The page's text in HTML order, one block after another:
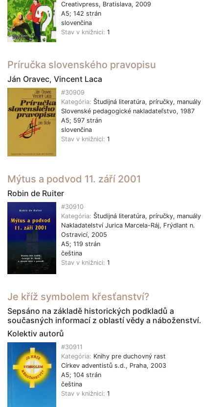
Creativpress, Bratislava, 2009
A5; 142 strán
slovenčina
Stav v knižnici: 1
Príručka slovenského pravopisu
Ján Oravec, Vincent Laca
#30909
Kategória: Študijná literatúra, príručky, manuály
Slovenské pedagogické nakladateľstvo, 1987
A5; 597 strán
slovenčina
Stav v knižnici: 1
Mýtus a podvod 11. září 2001
Robin de Ruiter
#30910
Kategória: Študijná literatúra, príručky, manuály
Nakladatelství Jurica Marcela-Ráj, Frýdlant n.
Ostravicí, 2005
A5; 119 strán
čeština
Stav v knižnici: 1
Je kříž symbolem křesťanství?
Sepsáno na základě historických podkladů a
současných informací z oblastí vědy a náboženství.
Kolektiv autorů
#30911
Kategória: Knihy pre duchovný rast
Církev adventistů s.d., Praha, 2003
A5; 104 strán
čeština
Stav v knižnici: 1